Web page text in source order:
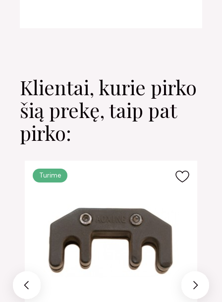
Klientai, kurie pirko
šią prekę, taip pat
pirko:
Previous
Turime
Next